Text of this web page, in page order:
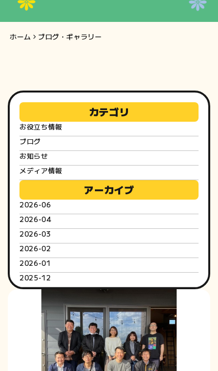
せ・
グ
ホーム ブログ・ギャラリー
カテゴリ
お役立ち情報
ブログ
お知らせ
メディア情報
アーカイブ
2026-06
2026-04
2026-03
2026-02
2026-01
2025-12
2025-10
2025-09
2025-08
2025-06
2025-05
2025-04